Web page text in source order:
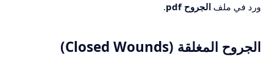
ورد في ملف الجروح pdf .
الجروح المغلقة (Closed Wounds)